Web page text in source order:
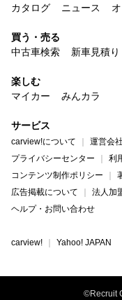
カタログ
ニュース
買う・売る
中古車検索
新車見積り
楽しむ
マイカー
みんカラ
サービス
carview!について 運営会社
プライバシーセンター
利
コンテンツ制作ポリシー
広告掲載について
法人加
ヘルプ・お問い合わせ
carview! Yahoo! JAPAN
©Recruit